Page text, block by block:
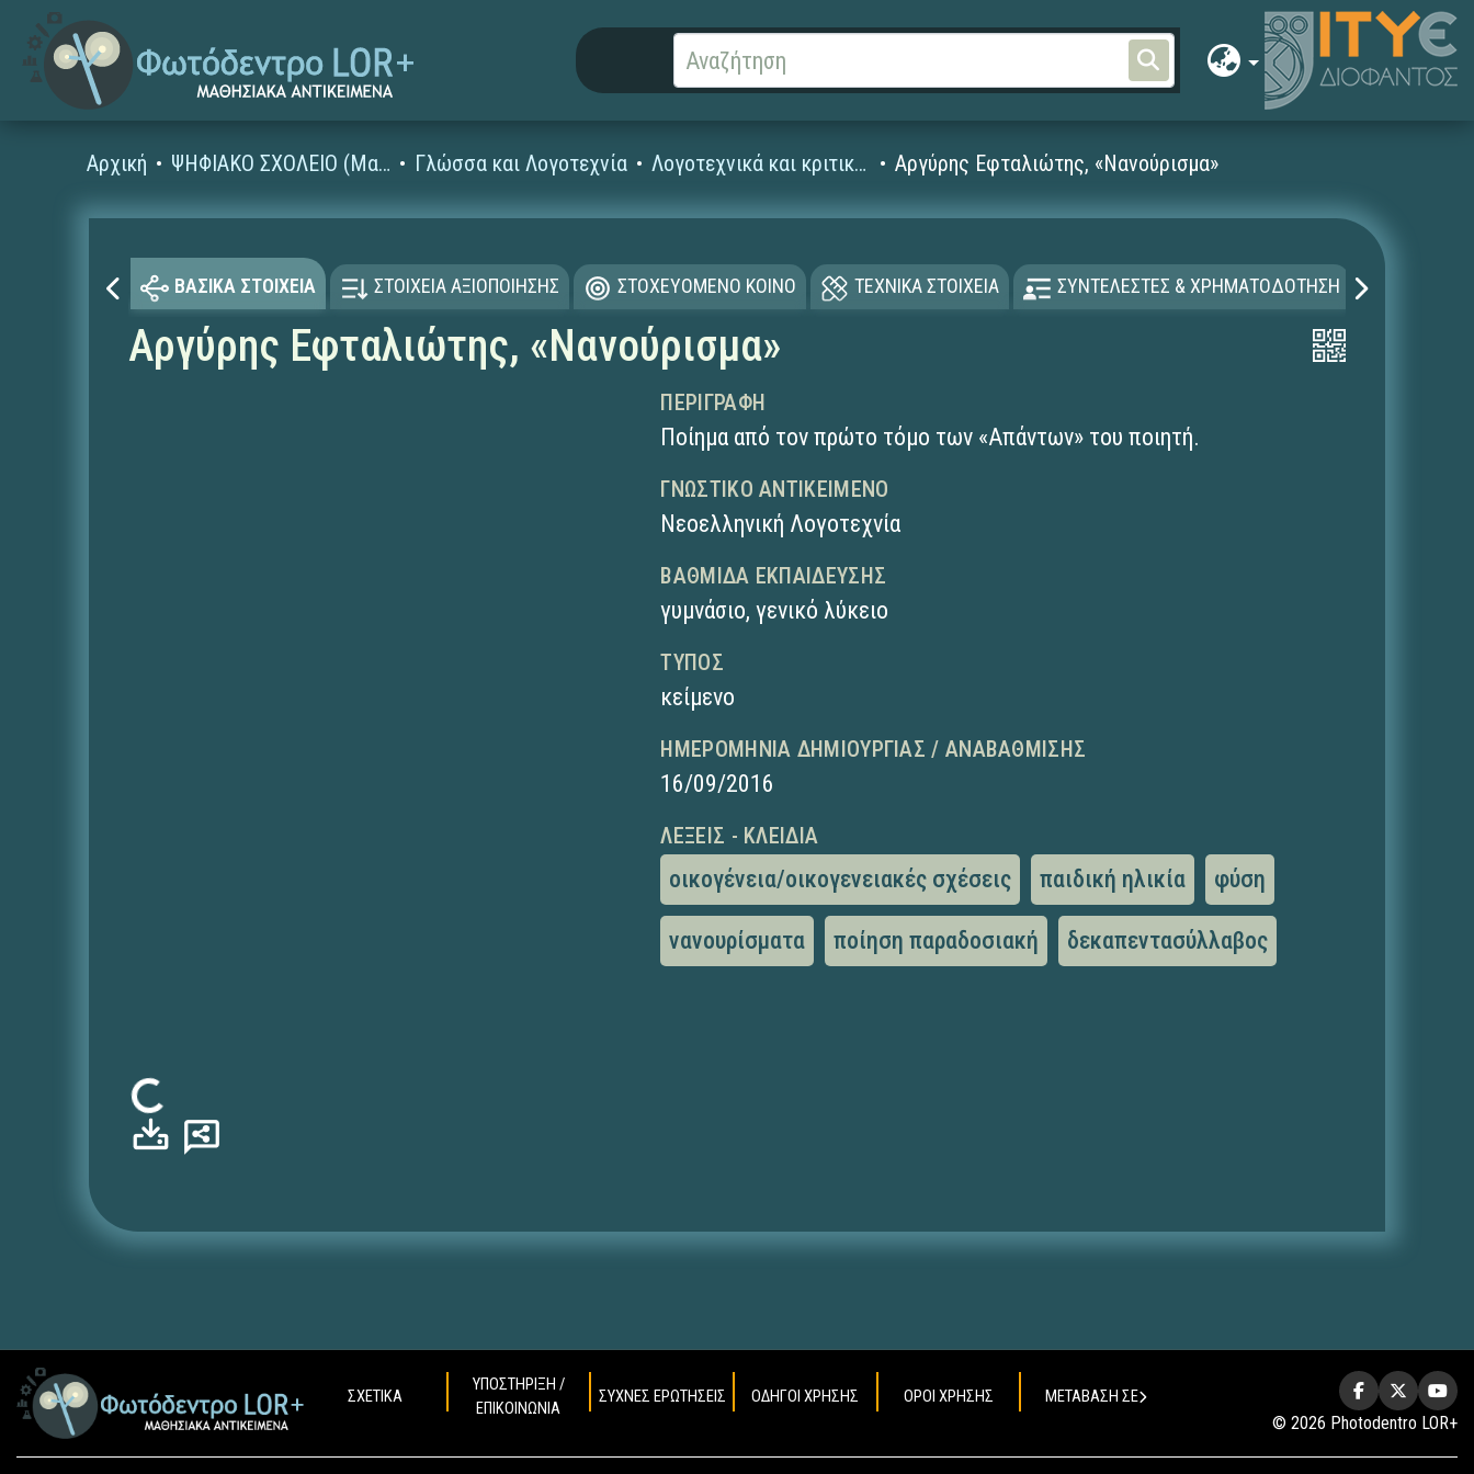
Αρχική ΨΗΦΙΑΚΟ ΣΧΟΛΕΙΟ (Μαθησιακά Αντικείμενα) Γλώσσα και Λογοτεχνία Λογοτεχνικά και κριτικά κείμενα Αργύρης Εφταλιώτης, «Νανούρισμα»
ΒΑΣΙΚΑ ΣΤΟΙΧΕΙΑ ΣΤΟΙΧΕΙΑ ΑΞΙΟΠΟΙΗΣΗΣ ΣΤΟΧΕΥΟΜΕΝΟ ΚΟΙΝΟ ΤΕΧΝΙΚΑ ΣΤΟΙΧΕΙΑ ΣΥΝΤΕΛΕΣΤΕΣ & ΧΡΗΜΑΤΟΔΟΤΗΣΗ
Αργύρης Εφταλιώτης, «Νανούρισμα»
Φόρτωση...
ΠΕΡΙΓΡΑΦΉ
Ποίημα από τον πρώτο τόμο των «Απάντων» του ποιητή.
ΓΝΩΣΤΙΚΌ ΑΝΤΙΚΕΊΜΕΝΟ
Νεοελληνική Λογοτεχνία
ΒΑΘΜΊΔΑ ΕΚΠΑΊΔΕΥΣΗΣ
γυμνάσιο,γενικό λύκειο
ΤΎΠΟΣ
κείμενο
ΗΜΕΡΟΜΗΝΊΑ ΔΗΜΙΟΥΡΓΊΑΣ / ΑΝΑΒΆΘΜΙΣΗΣ
16/09/2016
ΛΈΞΕΙΣ - ΚΛΕΙΔΙΆ
οικογένεια/οικογενειακές σχέσεις παιδική ηλικία φύση
νανουρίσματα ποίηση παραδοσιακή δεκαπεντασύλλαβος
ΣΧΕΤΙΚΑ
ΥΠΟΣΤΗΡΙΞΗ /
ΕΠΙΚΟΙΝΩΝΙΑ
ΣΥΧΝΕΣ ΕΡΩΤΗΣΕΙΣ ΟΔΗΓΟΙ ΧΡΗΣΗΣ ΟΡΟΙ ΧΡΗΣΗΣ ΜΕΤΑΒΑΣΗ ΣΕ
© 2026 Photodentro LOR+